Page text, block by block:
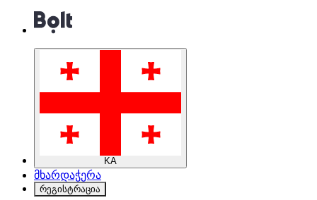
KA
მხარდაჭერა
რეგისტრაცია